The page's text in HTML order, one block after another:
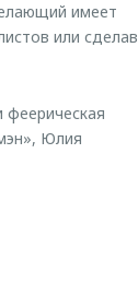
имеет
или сделав
Юлия